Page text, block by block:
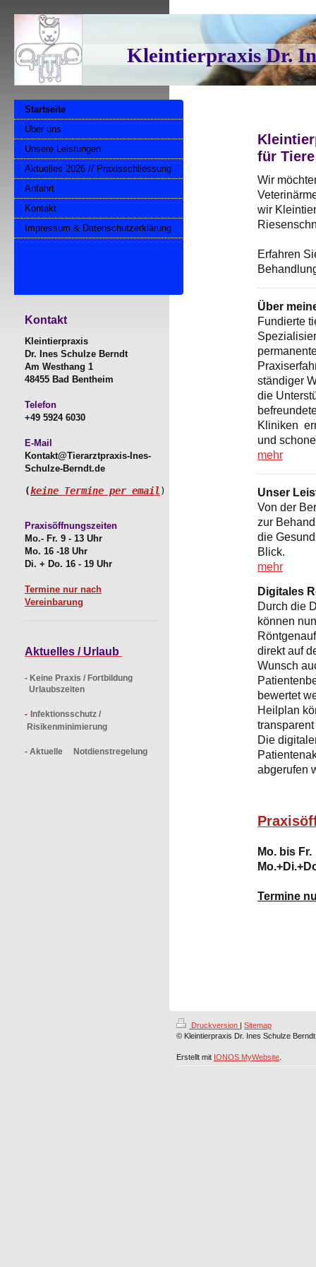
Kleintierpraxis Dr.
für Tiere
Wir
wir
Erfahren
Über
Fundierte
ständiger
die
Kliniken
und
mehr
Unser
Von der
zur
die
Blick.
mehr
Digitales
Durch die
können
direkt auf
Wunsch
bewertet
Heilplan
Die
abgerufen
Mo. bis
Mo.+
Termine
Startseite
Über uns
Unsere Leistungen
Aktuelles 2026 // Praxisschliessung
Anfahrt
Kontakt
Impressum & Datenschutzerklärung
Kontakt
Kleintierpraxis
Dr. Ines Schulze Berndt
Am Westhang 1
48455 Bad Bentheim
Telefon
+49 5924 6030
E-Mail
Kontakt@Tierarztpraxis-Ines-
Schulze-Berndt.de
(keine Termine per email
Praxisöffnungszeiten
Mo.- Fr. 9 - 13 Uhr
Mo. 16 -18 Uhr
Di. + Do. 16 - 19 Uhr
Termine nur nach
Vereinbarung
Aktuelles / Urlaub
- Keine Praxis / Fortbildung
Urlaubszeiten
- Infektionsschutz /
Risikenminimierung
- Aktuelle Notdienstregelung
Druckversion | Sitemap
© Kleintierpraxis Dr. Ines Schulze Berndt
Erstellt mit IONOS MyWebsite